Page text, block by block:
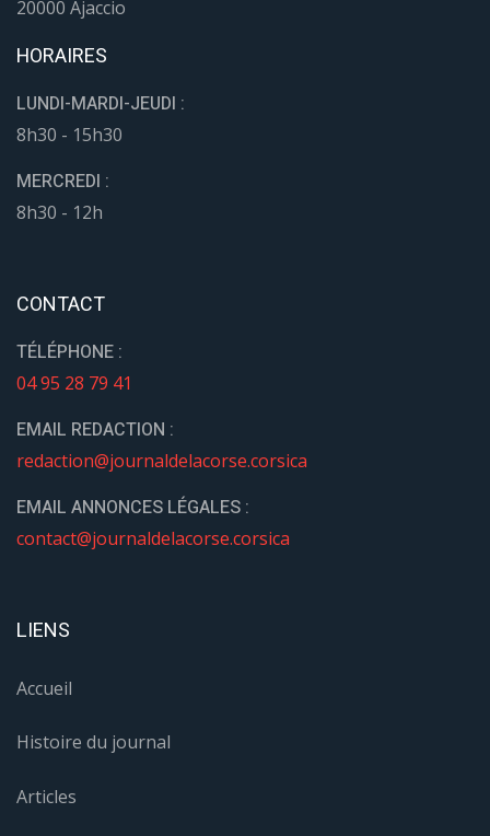
20000 Ajaccio
HORAIRES
LUNDI-MARDI-JEUDI :
8h30 - 15h30
MERCREDI :
8h30 - 12h
CONTACT
TÉLÉPHONE :
04 95 28 79 41
EMAIL REDACTION :
redaction@journaldelacorse.corsica
EMAIL ANNONCES LÉGALES :
contact@journaldelacorse.corsica
LIENS
Accueil
Histoire du journal
Articles